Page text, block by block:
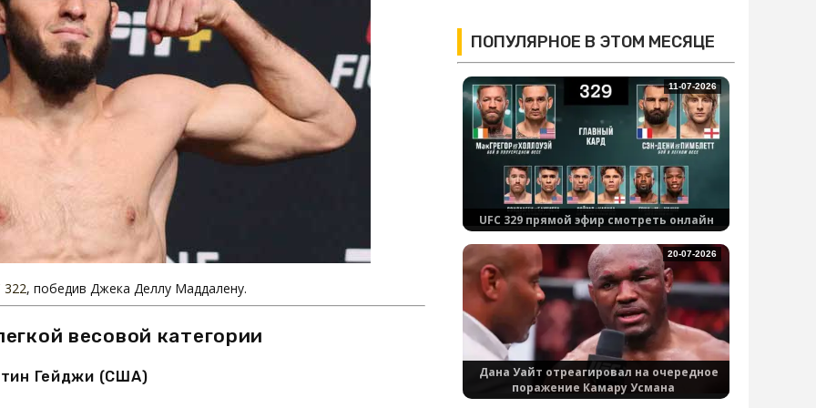
ПОПУЛЯРНОЕ В ЭТОМ МЕСЯЦЕ
UFC 329 прямой эфир смотреть онлайн
11-07-2026
Дана Уайт отреагировал на очередное
поражение Камару Усмана
20-07-2026
322, победив Джека Деллу Маддалену.
весовой категории
Гейджи (США)